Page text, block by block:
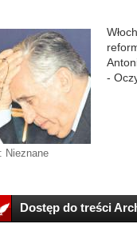
Nieznane
-
Dostęp do treści